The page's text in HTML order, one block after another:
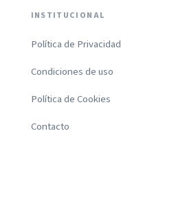
INSTITUCIONAL
Política de Privacidad
Condiciones de uso
Política de Cookies
Contacto